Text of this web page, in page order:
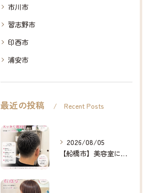
市川市
習志野市
印西市
浦安市
最近の投稿 Recent Posts
2026/08/05
【船橋市】美容室に行けない…をなくしたい✂️✨